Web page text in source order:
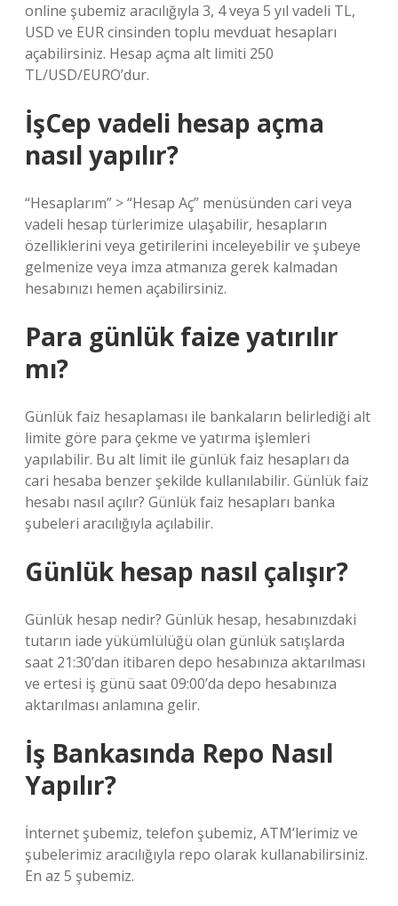
online şubemiz aracılığıyla 3, 4 veya 5 yıl vadeli TL,
USD ve EUR cinsinden toplu mevduat hesapları
açabilirsiniz. Hesap açma alt limiti 250
TL/USD/EURO’dur.
İşCep vadeli hesap açma
nasıl yapılır?
“Hesaplarım” > “Hesap Aç” menüsünden cari veya
vadeli hesap türlerimize ulaşabilir, hesapların
özelliklerini veya getirilerini inceleyebilir ve şubeye
gelmenize veya imza atmanıza gerek kalmadan
hesabınızı hemen açabilirsiniz.
Para günlük faize yatırılır
mı?
Günlük faiz hesaplaması ile bankaların belirlediği alt
limite göre para çekme ve yatırma işlemleri
yapılabilir. Bu alt limit ile günlük faiz hesapları da
cari hesaba benzer şekilde kullanılabilir. Günlük faiz
hesabı nasıl açılır? Günlük faiz hesapları banka
şubeleri aracılığıyla açılabilir.
Günlük hesap nasıl çalışır?
Günlük hesap nedir? Günlük hesap, hesabınızdaki
tutarın iade yükümlülüğü olan günlük satışlarda
saat 21:30’dan itibaren depo hesabınıza aktarılması
ve ertesi iş günü saat 09:00’da depo hesabınıza
aktarılması anlamına gelir.
İş Bankasında Repo Nasıl
Yapılır?
İnternet şubemiz, telefon şubemiz, ATM’lerimiz ve
şubelerimiz aracılığıyla repo olarak kullanabilirsiniz.
En az 5 şubemiz.